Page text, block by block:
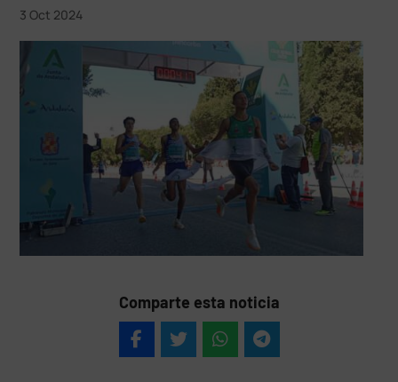
3 Oct 2024
Comparte esta noticia